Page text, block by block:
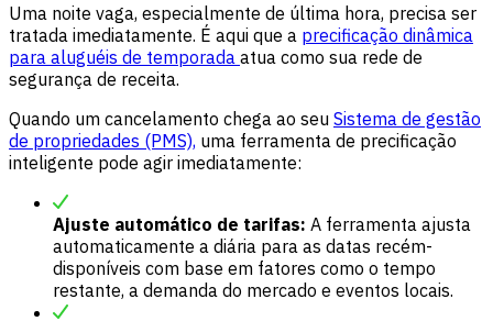
Uma noite vaga, especialmente de última hora, precisa ser
tratada imediatamente. É aqui que a precificação dinâmica
para aluguéis de temporada atua como sua rede de
segurança de receita.
Quando um cancelamento chega ao seu Sistema de gestão
de propriedades (PMS), uma ferramenta de precificação
inteligente pode agir imediatamente:
Ajuste automático de tarifas: A ferramenta ajusta
automaticamente a diária para as datas recém-
disponíveis com base em fatores como o tempo
restante, a demanda do mercado e eventos locais.